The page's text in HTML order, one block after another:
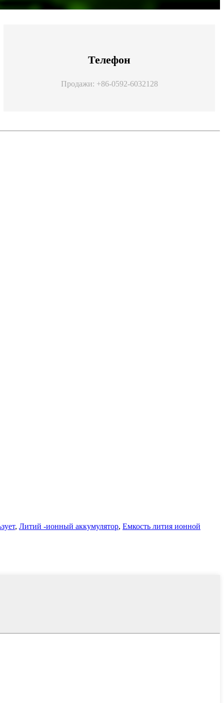
Телефон
Продажи: +86-0592-6032128
, Литий -ионный аккумулятор, Емкость лития ионной